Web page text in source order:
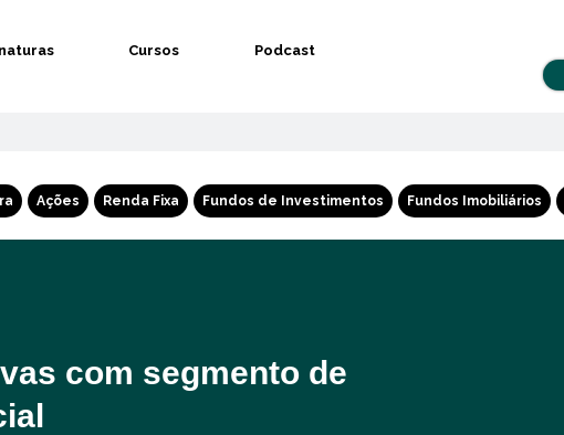
Cursos Podcast
Ações Renda Fixa Fundos de Investimentos Fundos Imobiliários
com segmento de